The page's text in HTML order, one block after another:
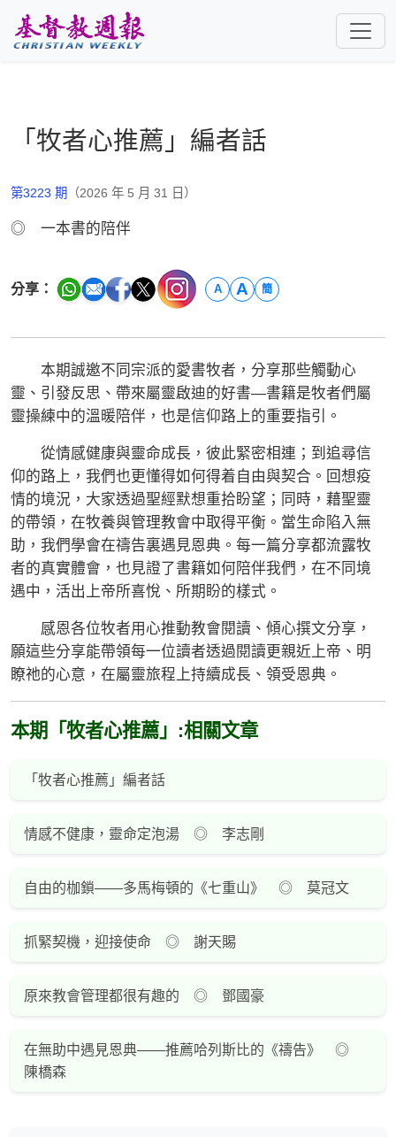
「牧者心推薦」編者話
第3223 期 （2026 年 5 月 31 日）
◎ 一本書的陪伴
分享： A A 簡
本期誠邀不同宗派的愛書牧者，分享那些觸動心
靈、引發反思、帶來屬靈啟迪的好書—書籍是牧者們屬
靈操練中的溫暖陪伴，也是信仰路上的重要指引。
從情感健康與靈命成長，彼此緊密相連；到追尋信
仰的路上，我們也更懂得如何得着自由與契合。回想疫
情的境況，大家透過聖經默想重拾盼望；同時，藉聖靈
的帶領，在牧養與管理教會中取得平衡。當生命陷入無
助，我們學會在禱告裏遇見恩典。每一篇分享都流露牧
者的真實體會，也見證了書籍如何陪伴我們，在不同境
遇中，活出上帝所喜悅、所期盼的樣式。
感恩各位牧者用心推動教會閱讀、傾心撰文分享，
願這些分享能帶領每一位讀者透過閱讀更親近上帝、明
瞭祂的心意，在屬靈旅程上持續成長、領受恩典。
本期「牧者心推薦」:相關文章
「牧者心推薦」編者話
情感不健康，靈命定泡湯 ◎ 李志剛
自由的枷鎖——多馬梅頓的《七重山》 ◎ 莫冠文
抓緊契機，迎接使命 ◎ 謝天賜
原來教會管理都很有趣的 ◎ 鄧國豪
在無助中遇見恩典——推薦哈列斯比的《禱告》 ◎
陳橋森